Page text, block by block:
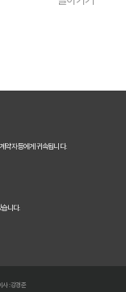
약자 등에게 귀속됩니다.
니다.
사 : 강경준